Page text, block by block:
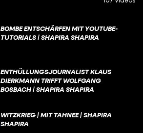
BOMBE ENTSCHÄRFEN MIT YOUTUBE-
TUTORIALS | SHAPIRA SHAPIRA
ENTHÜLLUNGSJOURNALIST KLAUS
DIERKMANN TRIFFT WOLFGANG
BOSBACH | SHAPIRA SHAPIRA
WITZKRIEG | MIT TAHNEE | SHAPIRA
SHAPIRA